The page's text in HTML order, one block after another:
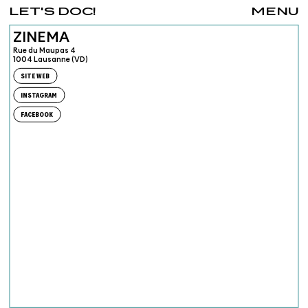
MENU
LET'S DOC!
ZINEMA
Rue du Maupas 4
1004 Lausanne (VD)
SITE WEB
INSTAGRAM
FACEBOOK